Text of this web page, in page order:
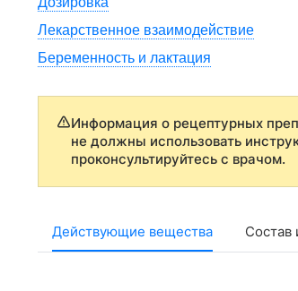
Лекарственное взаимодействие
Беременность и лактация
Информация о рецептурных
не должны использовать
проконсультируйтесь с врачом.
Действующие вещества Состав